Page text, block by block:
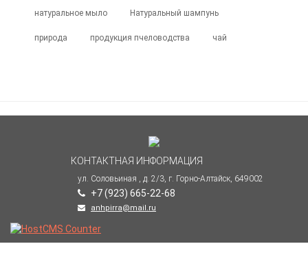
натуральное мыло Натуральный шампунь
природа продукция пчеловодства чай
КОНТАКТНАЯ ИНФОРМАЦИЯ
ул. Соловьиная , д. 2/3, г. Горно-Алтайск, 649002
+7 (923) 665-22-68
anhpirra@mail.ru